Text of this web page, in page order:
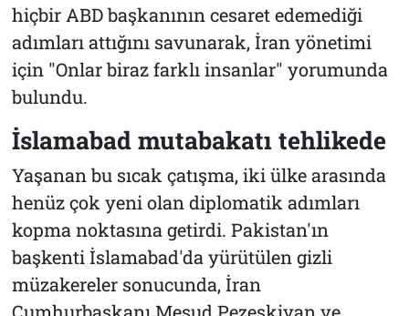
hiçbir ABD başkanının cesaret edemediği
adımları attığını savunarak, İran yönetimi
için "Onlar biraz farklı insanlar" yorumunda
bulundu.
İslamabad mutabakatı tehlikede
Yaşanan bu sıcak çatışma, iki ülke arasında
henüz çok yeni olan diplomatik adımları
kopma noktasına getirdi. Pakistan'ın
başkenti İslamabad'da yürütülen gizli
müzakereler sonucunda, İran